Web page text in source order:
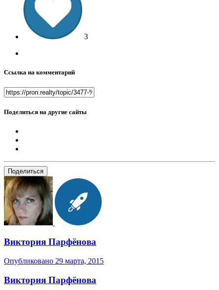
3
Ссылка на комментарий
Поделиться на другие сайты
Поделиться
Виктория Парфёнова
Опубликовано 29 марта, 2015
Виктория Парфёнова